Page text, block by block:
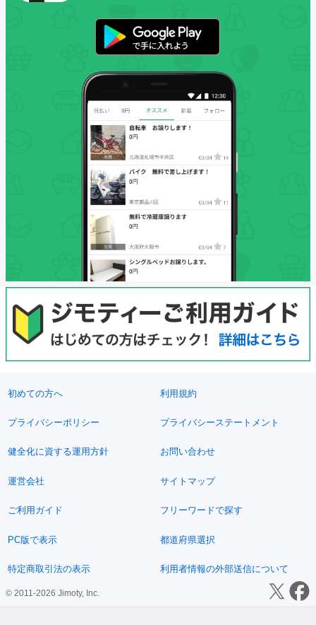
初めての方へ 利用規約
プライバシーポリシー プライバシーステートメント
健全化に資する運用方針 お問い合わせ
運営会社 サイトマップ
ご利用ガイド フリーワードで探す
PC版で表示 都道府県選択
特定商取引法の表示 利用者情報の外部送信について
© 2011-2026 Jimoty, Inc.